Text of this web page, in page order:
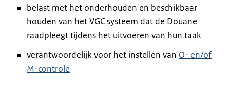
belast met het onderhouden en beschikbaar
houden van het VGC systeem dat de Douane
raadpleegt tijdens het uitvoeren van hun taak
verantwoordelijk voor het instellen van O- en/of
M-controle